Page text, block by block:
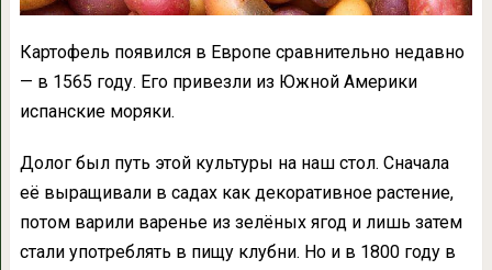
Картофель появился в Европе сравнительно недавно
— в 1565 году. Его привезли из Южной Америки
испанские моряки.
Долог был путь этой культуры на наш стол. Сначала
её выращивали в садах как декоративное растение,
потом варили варенье из зелёных ягод и лишь затем
стали употреблять в пищу клубни. Но и в 1800 году в